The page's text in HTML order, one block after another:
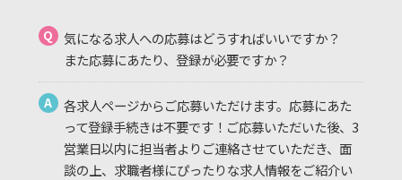
Q
気になる求人への応募はどうすればいいですか？
また応募にあたり、登録が必要ですか？
A
各求人ページからご応募いただけます。応募にあた
って登録手続きは不要です！ご応募いただいた後、3
営業日以内に担当者よりご連絡させていただき、面
談の上、求職者様にぴったりな求人情報をご紹介い